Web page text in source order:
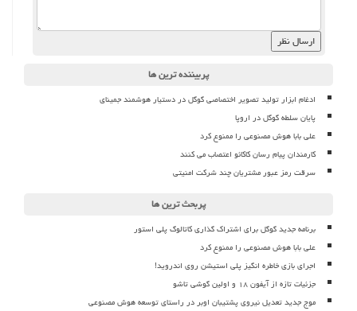
پربیننده ترین ها
ادغام ابزار تولید تصویر اختصاصی گوگل در دستیار هوشمند جمینای
پایان سلطه گوگل در اروپا
علی بابا هوش مصنوعی را ممنوع کرد
کارمندان پیام رسان کاکائو اعتصاب می کنند
سرقت رمز عبور مشتریان چند شرکت امنیتی
پربحث ترین ها
برنامه جدید گوگل برای اشتراک گذاری کاتالوگ پلی استور
علی بابا هوش مصنوعی را ممنوع کرد
اجرای بازی خاطره انگیز پلی استیشن روی اندروید!
جزئیات تازه از آیفون ۱۸ و اولین گوشی تاشو
موج جدید تعدیل نیروی پشتیبان اوبر در راستای توسعه هوش مصنوعی